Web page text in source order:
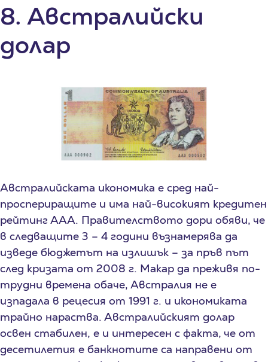
8. Австралийски
долар
Австралийската икономика е сред най-
проспериращите и има най-високият кредитен
рейтинг ААА. Правителството дори обяви, че
в следващите 3 – 4 години възнамерява да
изведе бюджетът на излишък – за пръв път
след кризата от 2008 г. Макар да преживя по-
трудни времена обаче, Австралия не е
изпадала в рецесия от 1991 г. и икономиката
трайно нараства. Австралийският долар
освен стабилен, е и интересен с факта, че от
десетилетия е банкнотите са направени от